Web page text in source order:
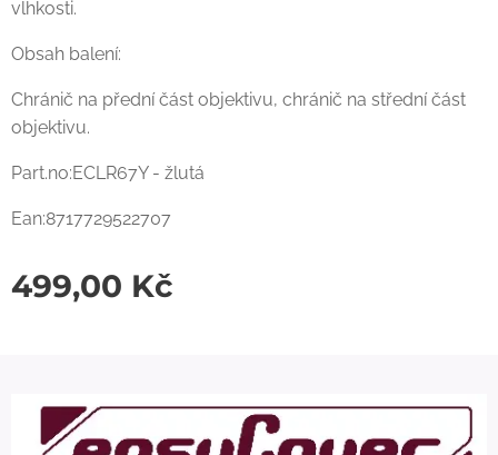
vlhkosti.
Obsah balení:
Chránič na přední část objektivu, chránič na střední část
objektivu.
Part.no:ECLR67Y - žlutá
Ean:8717729522707
499,00 Kč